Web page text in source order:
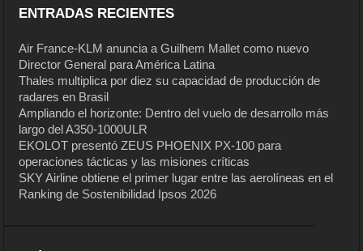
ENTRADAS RECIENTES
Air France-KLM anuncia a Guilhem Mallet como nuevo
Director General para América Latina
Thales multiplica por diez su capacidad de producción de
radares en Brasil
Ampliando el horizonte: Dentro del vuelo de desarrollo más
largo del A350-1000ULR
EKOLOT presentó ZEUS PHOENIX PX-100 para
operaciones tácticas y las misiones críticas
SKY Airline obtiene el primer lugar entre las aerolíneas en el
Ranking de Sostenibilidad Ipsos 2026